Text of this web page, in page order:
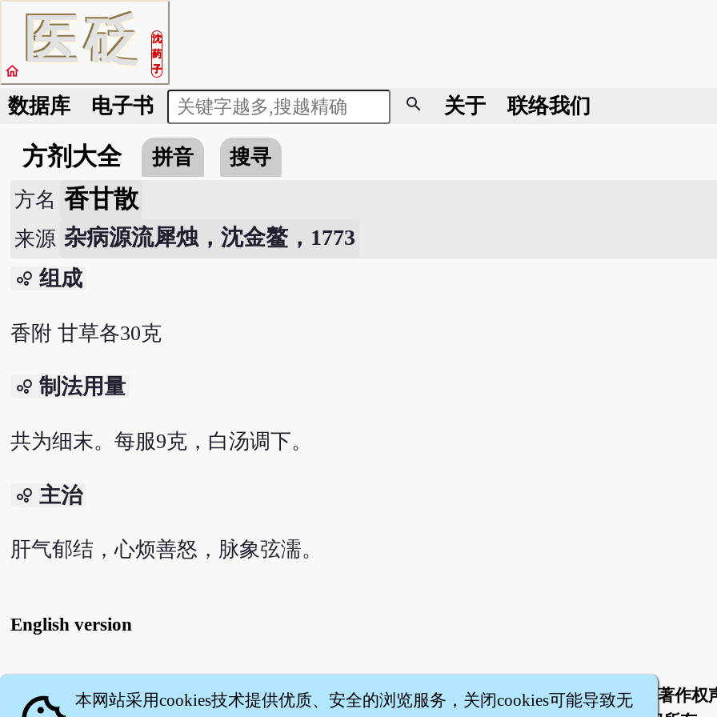
医砭
沈
药
子
home
数据库 电子书 search 关于 联络我们
方剂大全 拼音
搜寻
方名 香甘散
来源 杂病源流犀烛，沈金鳌，1773
bubble_chart 组成
香附 甘草各30克
bubble_chart 制法用量
共为细末。每服9克，白汤调下。
bubble_chart 主治
肝气郁结，心烦善怒，脉象弦濡。
English version
关于 | 联络我们 服务条款 隐私权条款
著作权
本网站采用cookies技术提供优质、安全的浏览服务，关闭cookies可能导致无